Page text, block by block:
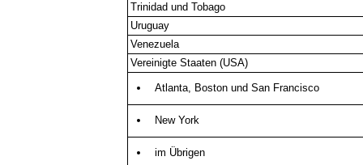
Trinidad und Tobago
Uruguay
Venezuela
Vereinigte Staaten (USA)
Atlanta, Boston und San Francisco
New York
im Übrigen